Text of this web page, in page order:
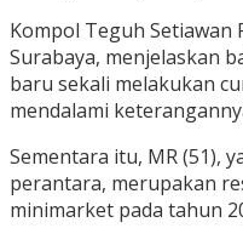
Kompol Teguh Setiawan
Surabaya, menjelaskan
baru sekali melakukan
mendalami
Sementara itu, MR (51),
perantara, merupakan
minimarket pada tahun